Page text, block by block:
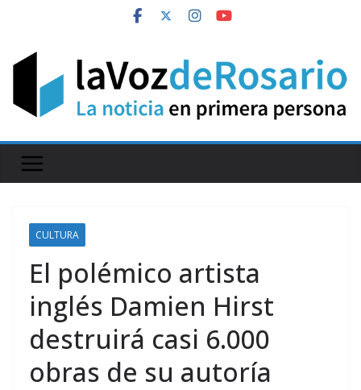
content
CULTURA
El polémico artista
inglés Damien Hirst
destruirá casi 6.000
obras de su autoría